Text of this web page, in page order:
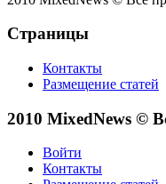
Страницы
Контакты
Размещение статей
2010 MixedNews ©
Войти
Контакты